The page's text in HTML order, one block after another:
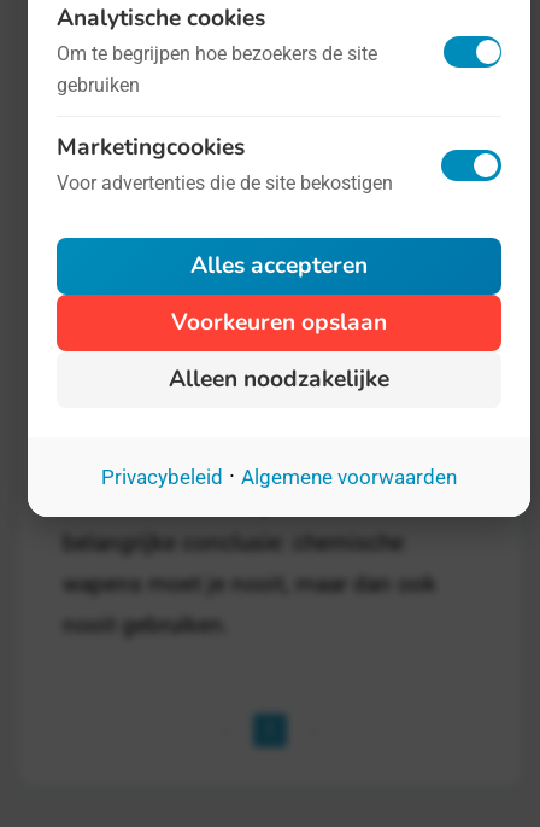
Internationale Dag voor Slachtoffers
van Chemische Wapens- op 30
wapens moet je nooit, maar dan ook
nooit gebruiken.
Analytische cookies
Om te begrijpen hoe bezoekers de site
gebruiken
Marketingcookies
Voor advertenties die de site bekostigen
Alles accepteren
Voorkeuren opslaan
Alleen noodzakelijke
Privacybeleid · Algemene voorwaarden